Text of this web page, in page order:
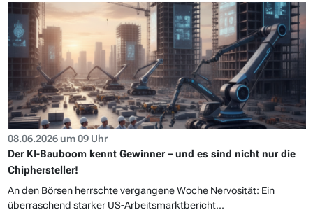
08.06.2026 um 09 Uhr
Der KI-Bauboom kennt Gewinner – und es sind nicht nur die
Chiphersteller!
An den Börsen herrschte vergangene Woche Nervosität: Ein
überraschend starker US-Arbeitsmarktbericht...